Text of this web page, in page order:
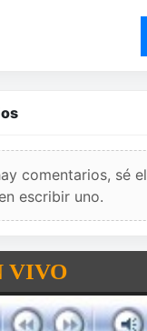
comentarios, sé el
escribir uno.
VIVO